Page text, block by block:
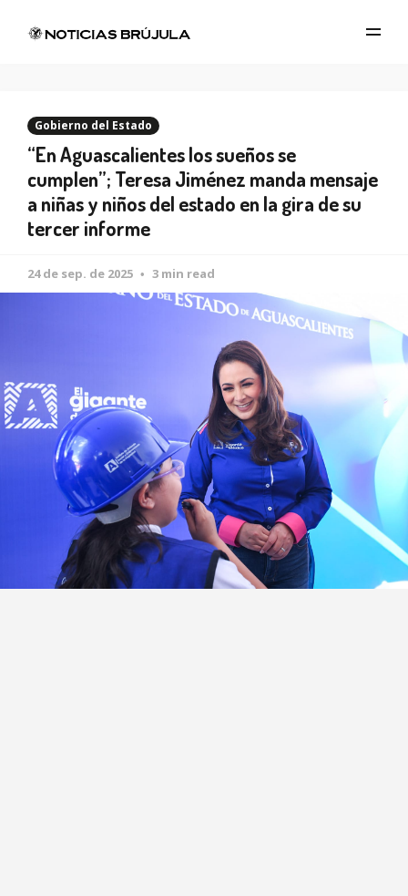
Gobierno del Estado
“En Aguascalientes los sueños se
cumplen”; Teresa Jiménez manda mensaje
a niñas y niños del estado en la gira de su
tercer informe
24 de sep. de 2025 3 min read